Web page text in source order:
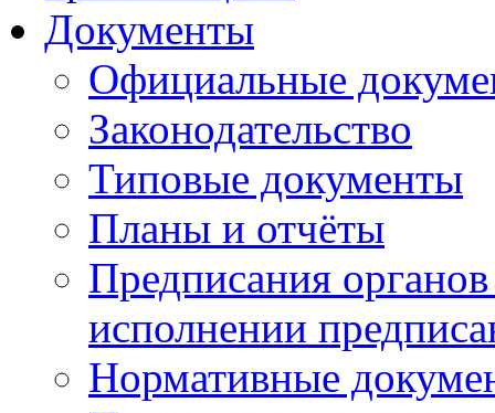
Документы
Официальные
Законодательство
Типовые документы
Планы и отчёты
Предписания
исполнении
Нормативные